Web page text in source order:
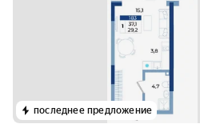
последнее предложение